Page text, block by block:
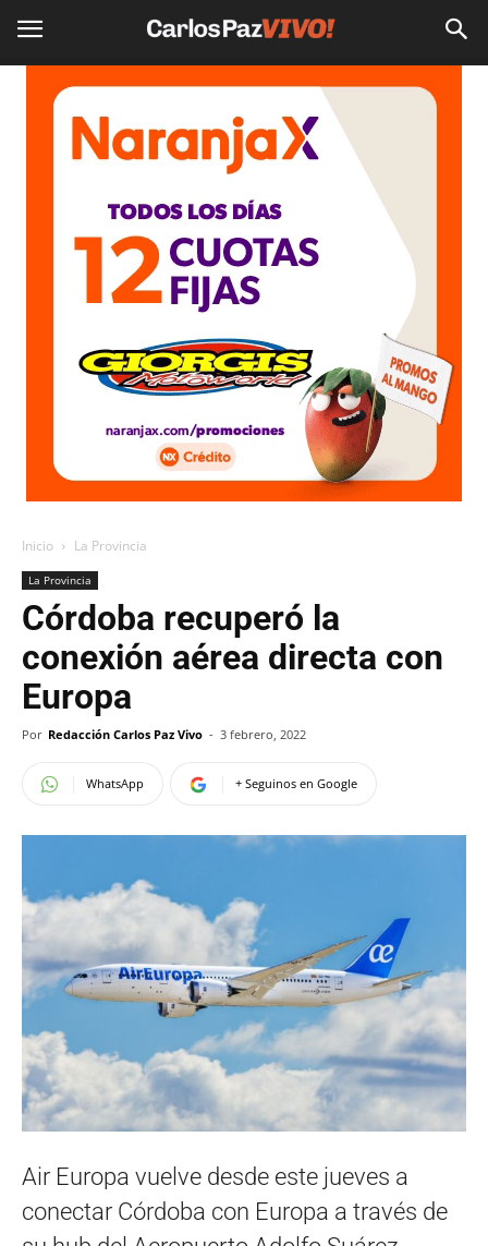
Inicio La Provincia
La Provincia
Córdoba recuperó la
conexión aérea directa con
Europa
Por Redacción Carlos Paz Vivo - 3 febrero, 2022
WhatsApp + Seguinos en Google
Air Europa vuelve desde este jueves a
conectar Córdoba con Europa a través de